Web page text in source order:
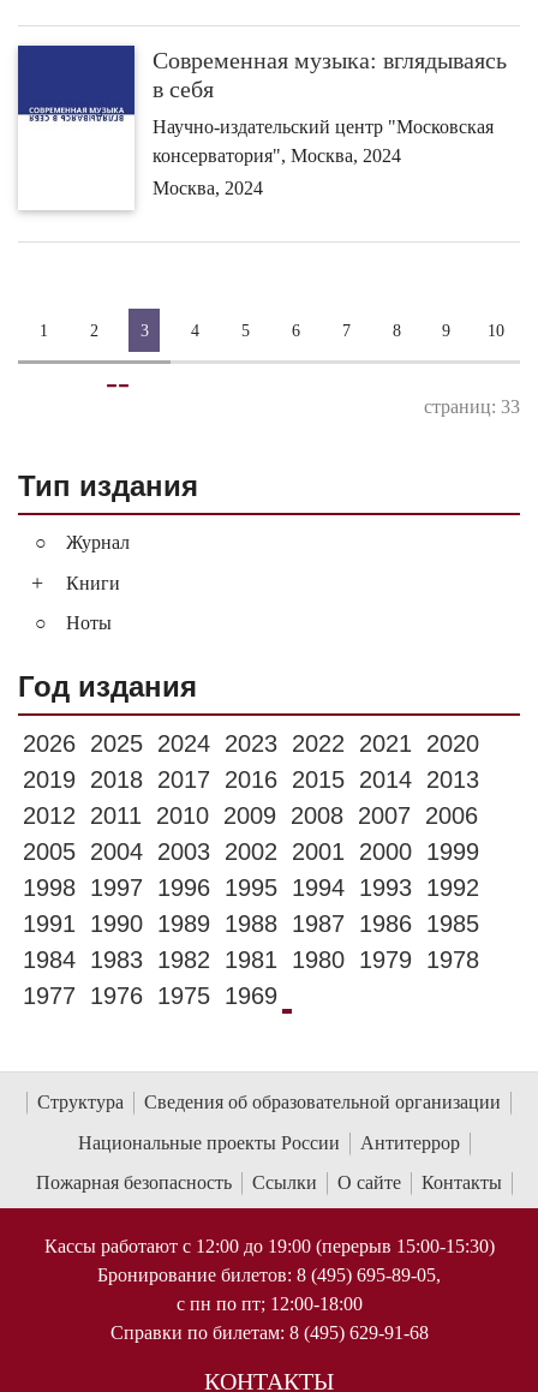
Современная музыка: вглядываясь
в себя
Научно-издательский центр "Московская
консерватория", Москва, 2024
Москва, 2024
1 2 3 4 5 6 7 8 9 10
--
страниц: 33
Тип издания
Журнал
+
Книги
Ноты
Год издания
2026 2025 2024 2023 2022 2021
2020
2019 2018 2017 2016 2015 2014 2013
2012
2011 2010 2009 2008 2007 2006
2005 2004 2003 2002 2001 2000 1999
1998 1997 1996 1995 1994 1993 1992
1991
1990 1989 1988 1987 1986 1985
1984 1983 1982 1981 1980 1979 1978
1977 1976 1975 1969
Структура
Сведения об образовательной организации
Национальные проекты России
Антитеррор
Пожарная безопасность
Ссылки О сайте Контакты
Кассы работают с 12:00 до 19:00 (перерыв 15:00-15:30)
Бронирование билетов: 8 (495) 695-89-05,
с пн по пт; 12:00-18:00
Справки по билетам: 8 (495) 629-91-68
КОНТАКТЫ